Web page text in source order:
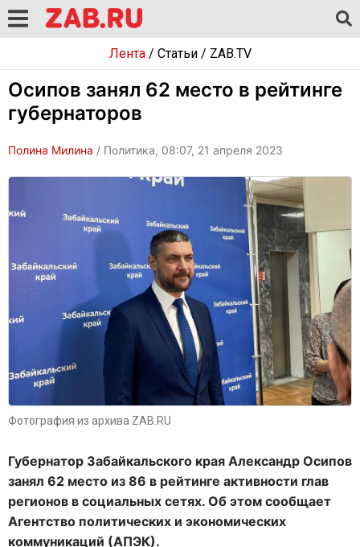
Лента/ Статьи/ ZAB.TV
Осипов занял 62 место в рейтинге
губернаторов
Полина Милина / Политика, 08:07, 21 апреля 2023
Фотография из архива ZAB.RU
Губернатор Забайкальского края Александр Осипов
занял 62 место из 86 в рейтинге активности глав
регионов в социальных сетях. Об этом сообщает
Агентство политических и экономических
коммуникаций (АПЭК).